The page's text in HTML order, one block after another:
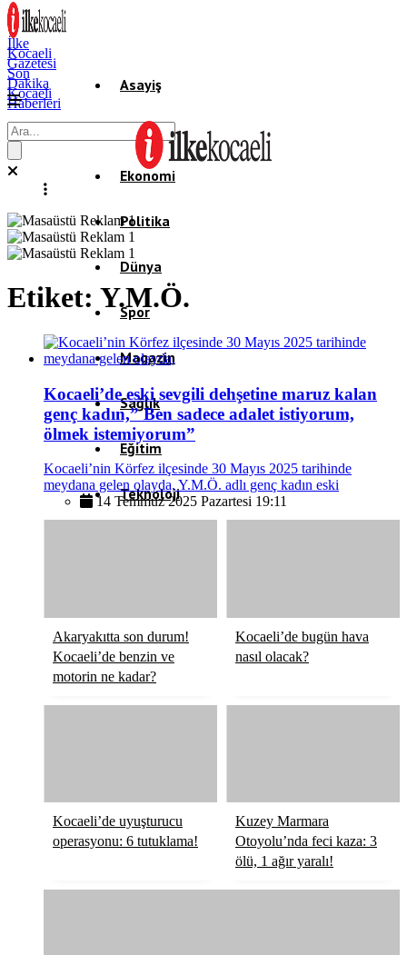
İlke
Kocaeli
Gazetesi
Son
Dakika
Kocaeli
Haberleri
Asayiş
Gündem
Ekonomi
Politika
Dünya
Spor
Magazin
Sağlık
Eğitim
Teknoloji
Röportaj
Resmi İlanlar
Etiket: Y.M.Ö.
Kocaeli’de eski sevgili dehşetine maruz kalan
genç kadın,” Ben sadece adalet istiyorum,
ölmek istemiyorum”
Kocaeli’nin Körfez ilçesinde 30 Mayıs 2025 tarihinde
meydana gelen olayda, Y.M.Ö. adlı genç kadın eski
14 Temmuz 2025 Pazartesi 19:11
Akaryakıtta son durum!
Kocaeli’de benzin ve
motorin ne kadar?
Kocaeli’de bugün hava
nasıl olacak?
Kocaeli’de uyuşturucu
operasyonu: 6 tutuklama!
Kuzey Marmara
Otoyolu’nda feci kaza: 3
ölü, 1 ağır yaralı!